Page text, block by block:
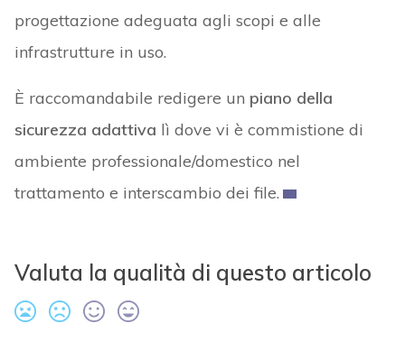
progettazione adeguata agli scopi e alle
infrastrutture in uso.
È raccomandabile redigere un piano della
sicurezza adattiva lì dove vi è commistione di
ambiente professionale/domestico nel
trattamento e interscambio dei file.
Valuta la qualità di questo articolo